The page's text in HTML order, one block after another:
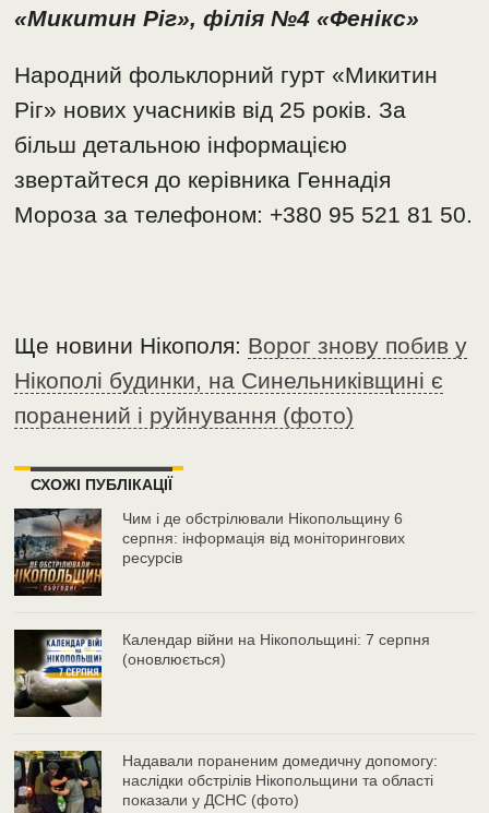
«Микитин Ріг», філія №4 «Фенікс»
Народний фольклорний гурт «Микитин
Ріг» нових учасників від 25 років. За
більш детальною інформацією
звертайтеся до керівника Геннадія
Мороза за телефоном: +380 95 521 81 50.
Ще новини Нікополя: Ворог знову побив у
Нікополі будинки, на Синельниківщині є
поранений і руйнування (фото)
СХОЖІ ПУБЛІКАЦІЇ
Чим і де обстрілювали Нікопольщину 6
серпня: інформація від моніторингових
ресурсів
Календар війни на Нікопольщині: 7 серпня
(оновлюється)
Надавали пораненим домедичну допомогу:
наслідки обстрілів Нікопольщини та області
показали у ДСНС (фото)